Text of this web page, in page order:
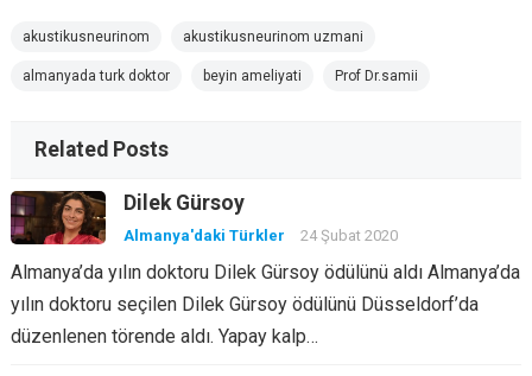
akustikusneurinom akustikusneurinom uzmani
almanyada turk doktor beyin ameliyati Prof Dr.samii
Related Posts
Dilek Gürsoy
Almanya'daki Türkler 24 Şubat 2020
Almanya’da yılın doktoru Dilek Gürsoy ödülünü aldı Almanya’da
yılın doktoru seçilen Dilek Gürsoy ödülünü Düsseldorf’da
düzenlenen törende aldı. Yapay kalp…